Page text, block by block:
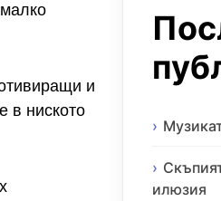
и
в ниското
илюзия